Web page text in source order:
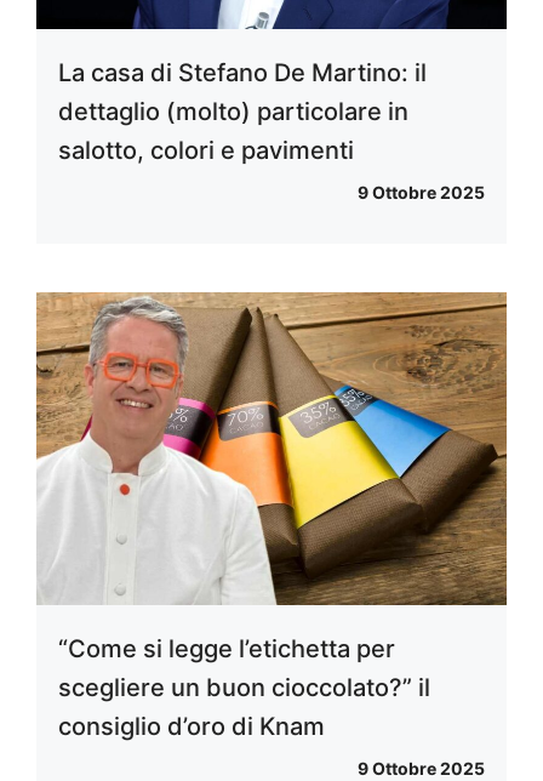
La casa di Stefano De Martino: il
dettaglio (molto) particolare in
salotto, colori e pavimenti
9 Ottobre 2025
“Come si legge l’etichetta per
scegliere un buon cioccolato?” il
consiglio d’oro di Knam
9 Ottobre 2025